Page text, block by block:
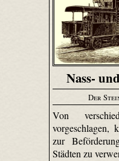
Nass-
Der
Von
vorgeschlagen,
zur
Städten zu